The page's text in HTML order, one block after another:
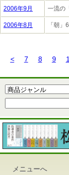
2006年9月 一流の
2006年8月 「朝
< 7 8 9
メニューへ